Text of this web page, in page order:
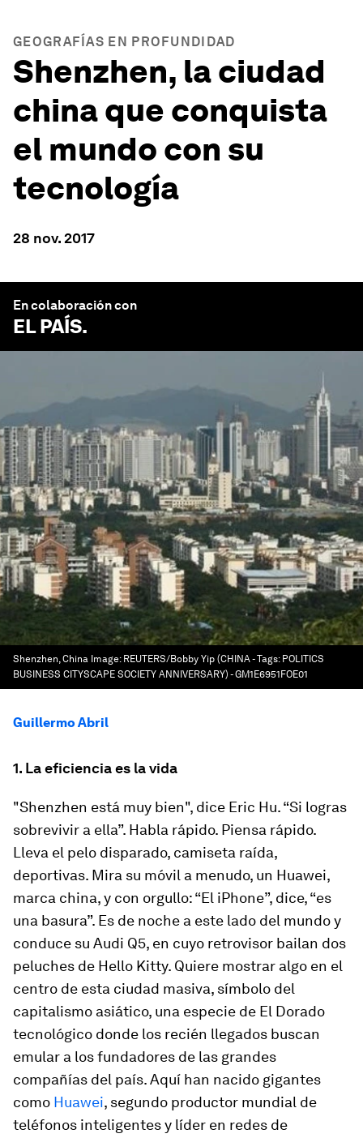
GEOGRAFÍAS EN PROFUNDIDAD
Shenzhen, la ciudad
china que conquista
el mundo con su
tecnología
28 nov. 2017
En colaboración con
EL PAÍS.
Shenzhen, China Image: REUTERS/Bobby Yip (CHINA - Tags: POLITICS
BUSINESS CITYSCAPE SOCIETY ANNIVERSARY) - GM1E6951FOE01
Guillermo Abril
1. La eficiencia es la vida
"Shenzhen está muy bien", dice Eric Hu. “Si logras
sobrevivir a ella”. Habla rápido. Piensa rápido.
Lleva el pelo disparado, camiseta raída,
deportivas. Mira su móvil a menudo, un Huawei,
marca china, y con orgullo: “El iPhone”, dice, “es
una basura”. Es de noche a este lado del mundo y
conduce su Audi Q5, en cuyo retrovisor bailan dos
peluches de Hello Kitty. Quiere mostrar algo en el
centro de esta ciudad masiva, símbolo del
capitalismo asiático, una especie de El Dorado
tecnológico donde los recién llegados buscan
emular a los fundadores de las grandes
compañías del país. Aquí han nacido gigantes
como Huawei, segundo productor mundial de
teléfonos inteligentes y líder en redes de